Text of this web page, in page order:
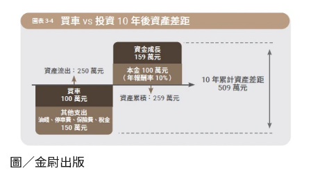
圖／金尉出版